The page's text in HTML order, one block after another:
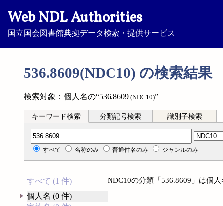
Web NDL Authorities
国立国会図書館典拠データ検索・提供サービス
536.8609(NDC10) の検索結果
検索対象：個人名の“536.8609 (NDC10)”
キーワード検索 分類記号検索 識別子検索
分類記号検索
すべて 名称のみ 普通件名のみ ジャンルのみ
すべて (1 件)
個人名 (0 件)
NDC10の分類「536.8609」は個